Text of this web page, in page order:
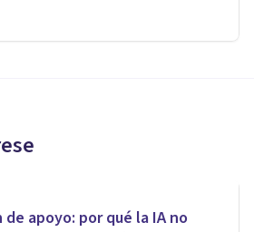
apoyo: por qué la IA no